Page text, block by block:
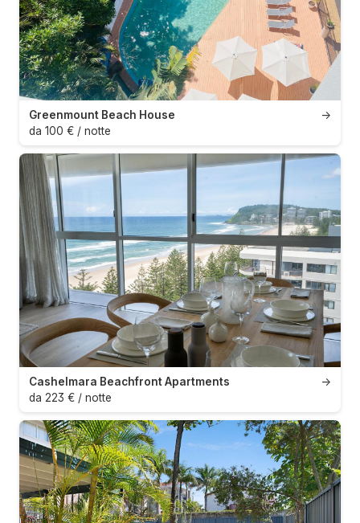
→
Greenmount Beach House
da 100 € / notte
→
Cashelmara Beachfront Apartments
da 223 € / notte